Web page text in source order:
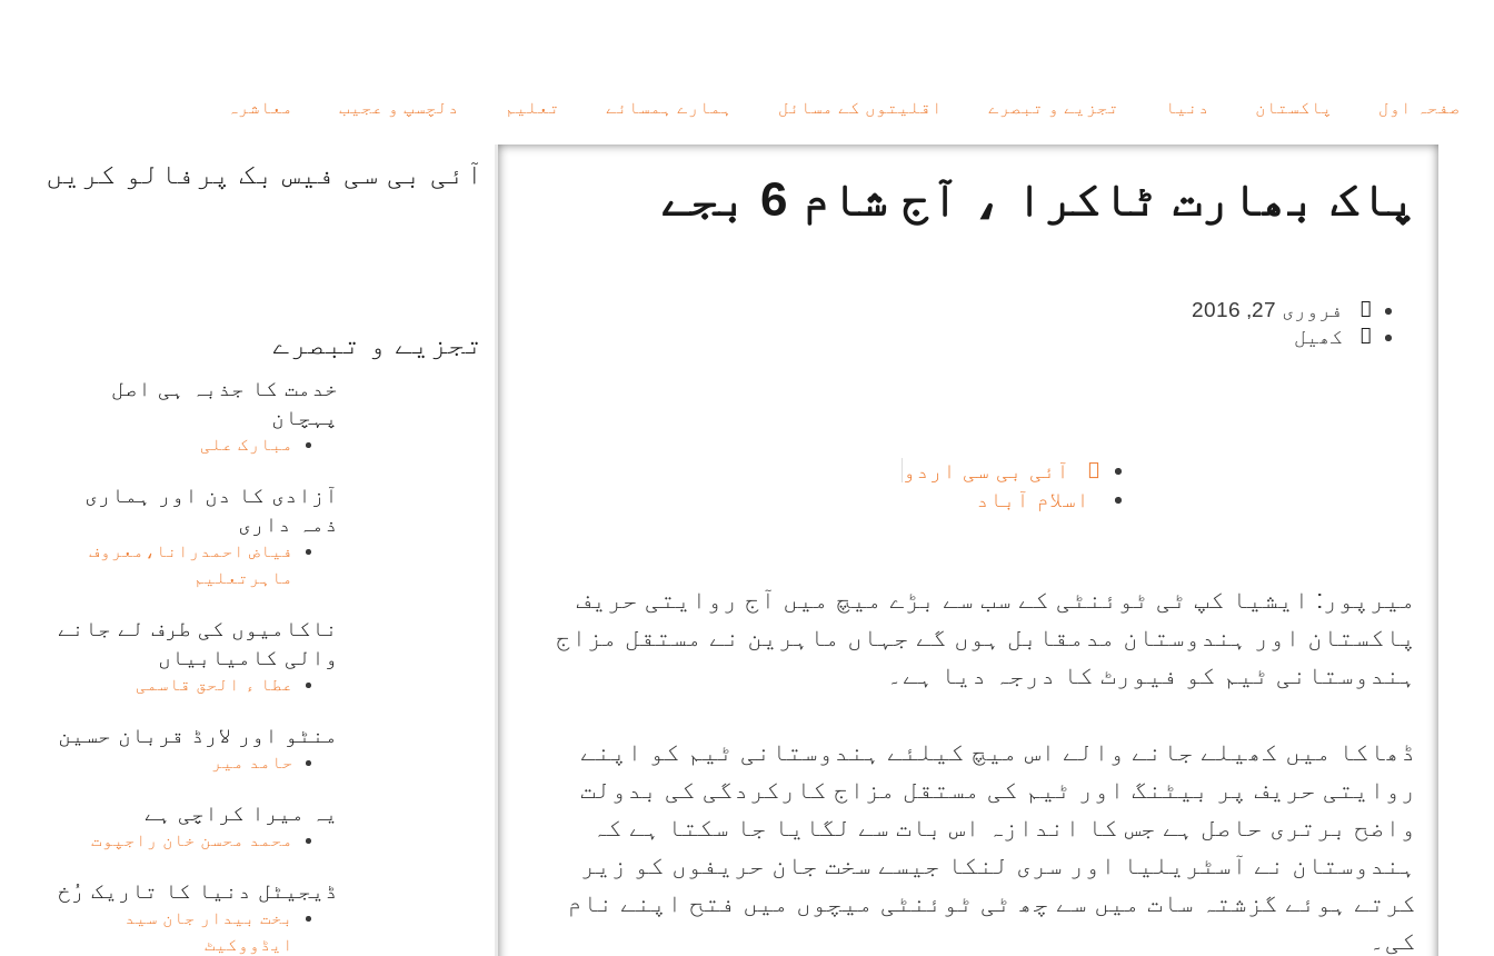
صفحہ اول پاکستان دنیا تجزیے و تبصرے اقلیتوں کے مسائل ہمارے ہمسائے تعلیم دلچسپ و عجیب معاشرہ
پاک بھارت ٹاکرا ، آج شام 6 بجے
فروری 27, 2016
کھیل
آئی بی سی اردو
اسلام آباد
میرپور: ایشیا کپ ٹی ٹوئنٹی کے سب سے بڑے میچ میں آج روایتی حریف
پاکستان اور ہندوستان مدمقابل ہوں گے جہاں ماہرین نے مستقل مزاج
ہندوستانی ٹیم کو فیورٹ کا درجہ دیا ہے۔
ڈھاکا میں کھیلے جانے والے اس میچ کیلئے ہندوستانی ٹیم کو اپنے
روایتی حریف پر بیٹنگ اور ٹیم کی مستقل مزاج کارکردگی کی بدولت
واضح برتری حاصل ہے جس کا اندازہ اس بات سے لگایا جا سکتا ہے کہ
ہندوستان نے آسٹریلیا اور سری لنکا جیسے سخت جان حریفوں کو زیر
کرتے ہوئے گزشتہ سات میں سے چھ ٹی ٹوئنٹی میچوں میں فتح اپنے نام
کی۔
آئی بی سی فیس بک پرفالو کریں
تجزیے و تبصرے
خدمت کا جذبہ ہی اصل
پہچان
مبارک علی
آزادی کا دن اور ہماری
ذمہ داری
فیاض احمدرانا،معروف
ماہرتعلیم
ناکامیوں کی طرف لے جانے
والی کامیابیاں
عطا ء الحق قاسمی
منٹو اور لارڈ قربان حسین
حامد میر
یہ میرا کراچی ہے
محمد محسن خان راجپوت
ڈیجیٹل دنیا کا تاریک رُخ
بخت بیدار جان سید
ایڈووکیٹ